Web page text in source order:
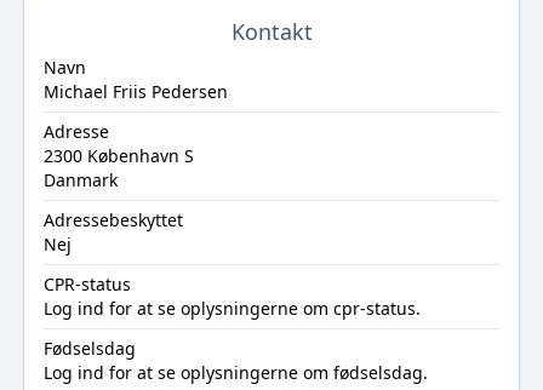
Kontakt
Navn
Michael Friis Pedersen
Adresse
2300 København S
Danmark
Adressebeskyttet
Nej
CPR-status
Log ind for at se oplysningerne om cpr-status.
Fødselsdag
Log ind for at se oplysningerne om fødselsdag.